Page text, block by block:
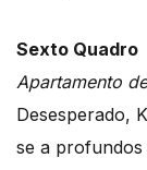
Sexto Quadro
Apartamento
Desesperado,
se a profundos